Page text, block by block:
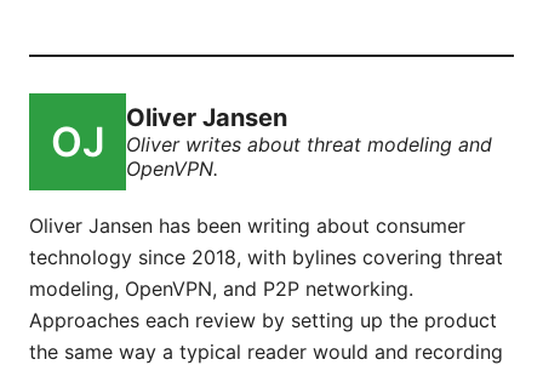
Oliver Jansen
Oliver writes about threat modeling and
OpenVPN.
Oliver Jansen has been writing about consumer
technology since 2018, with bylines covering threat
modeling, OpenVPN, and P2P networking.
Approaches each review by setting up the product
the same way a typical reader would and recording